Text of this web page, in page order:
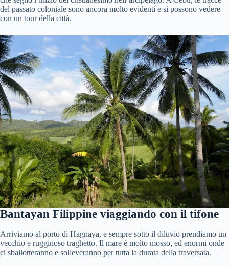
del passato coloniale sono ancora molto evidenti e si possono vedere
con un tour della città.
Bantayan Filippine viaggiando con il tifone
Arriviamo al porto di Hagnaya, e sempre sotto il diluvio prendiamo un
vecchio e rugginoso traghetto. Il mare è molto mosso, ed enormi onde
ci sballotteranno e solleveranno per tutta la durata della traversata.